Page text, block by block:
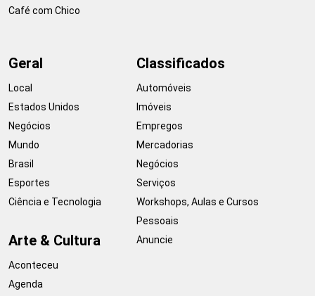
Café com Chico
Geral
Local
Estados Unidos
Negócios
Mundo
Brasil
Esportes
Ciência e Tecnologia
Arte & Cultura
Aconteceu
Agenda
Classificados
Automóveis
Imóveis
Empregos
Mercadorias
Negócios
Serviços
Workshops, Aulas e Cursos
Pessoais
Anuncie